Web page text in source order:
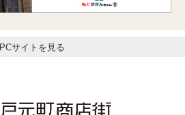
PCサイトを見る